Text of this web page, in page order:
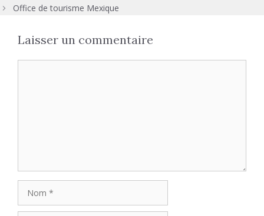
Office de tourisme Mexique
Laisser un commentaire